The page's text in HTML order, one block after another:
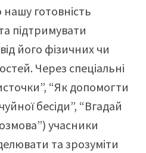
готовність
підтримувати
його фізичних чи
Через спеціальні
“Як допомогти
бесіди”, “Вгадай
учасники
та зрозуміти